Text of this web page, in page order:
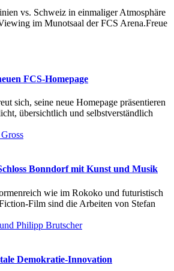
vs. Schweiz in einmaliger Atmosphäre
im Munotsaal der FCS Arena.Freue
FCS-Homepage
sich, seine neue Homepage präsentieren
übersichtlich und selbstverständlich
Bonndorf mit Kunst und Musik
wie im Rokoko und futuristisch
Film sind die Arbeiten von Stefan
Demokratie-Innovation